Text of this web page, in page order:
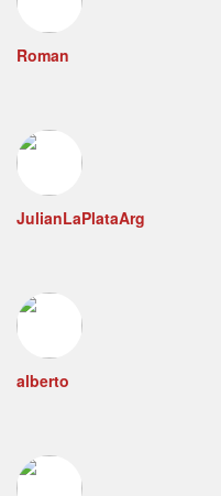
Roman
JulianLaPlataArg
alberto